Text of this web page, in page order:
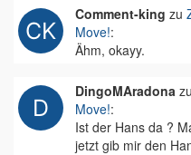
Comment-king zu
Move!:
Ähm, okayy.
DingoMAradona zu
Move!:
Ist der Hans da ?
jetzt gib mir den